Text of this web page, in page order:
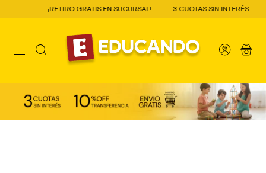
¡RETIRO GRATIS EN SUCURSAL! - 3 CUOTAS SIN INTERÉS -
0